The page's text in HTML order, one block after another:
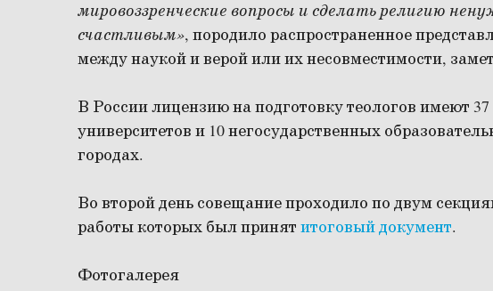
мировоззренческие вопросы и сделать религию
счастливым», породило распространенное
между наукой и верой или их несовместимости,
В России лицензию на подготовку теологов имеют
университетов и 10 негосударственных
городах.
Во второй день совещание проходило по двум
работы которых был принят итоговый документ.
Фотогалерея